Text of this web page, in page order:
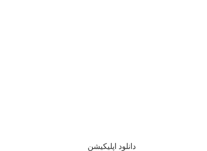
دانلود اپلیکیشن